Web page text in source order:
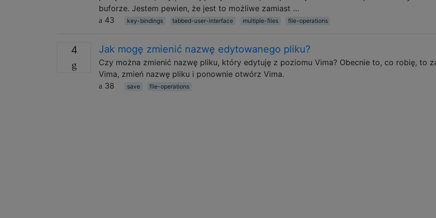
buforze. Jestem pewien, że jest to możliwe zamiast …
43
key-bindings tabbed-user-interface multiple-files file-operations
4 Jak mogę zmienić nazwę edytowanego pliku?
Czy można zmienić nazwę pliku, który edytuję z poziomu Vima? Obecnie to, co robię, to
Vima, zmień nazwę pliku i ponownie otwórz Vima.
38
save file-operations